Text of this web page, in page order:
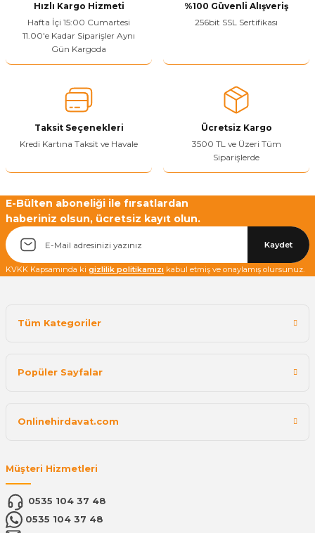
Hızlı Kargo Hizmeti
Hafta İçi 15:00 Cumartesi
11.00'e Kadar Siparişler Aynı
Gün Kargoda
%100 Güvenli Alışveriş
256bit SSL Sertifikası
Taksit Seçenekleri
Kredi Kartına Taksit ve Havale
Ücretsiz Kargo
3500 TL ve Üzeri Tüm
Siparişlerde
E-Bülten aboneliği ile fırsatlardan
haberiniz olsun, ücretsiz kayıt olun.
Kaydet
KVKK Kapsamında ki gizlilik politikamızı kabul etmiş ve onaylamış olursunuz.
Tüm Kategoriler
Popüler Sayfalar
Onlinehirdavat.com
Müşteri Hizmetleri
0535 104 37 48
0535 104 37 48